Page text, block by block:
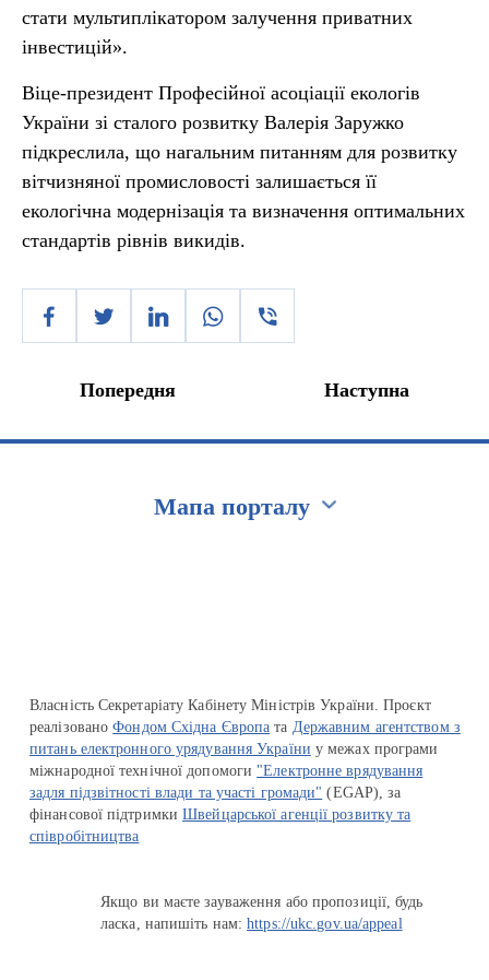
стати мультиплікатором залучення приватних
інвестицій».
Віце-президент Професійної асоціації екологів
України зі сталого розвитку Валерія Заружко
підкреслила, що нагальним питанням для розвитку
вітчизняної промисловості залишається її
екологічна модернізація та визначення оптимальних
стандартів рівнів викидів.
Попередня Наступна
Мапа порталу
Власність Секретаріату Кабінету Міністрів України. Проєкт
реалізованоФондом Східна Європа та Державним агентством з
питань електронного урядування України у межах програми
міжнародної технічної допомоги "Електронне врядування
задля підзвітності влади та участі громади" (EGAP), за
фінансової підтримкиШвейцарської агенції розвитку та
співробітництва
Якщо ви маєте зауваження або пропозиції, будь
ласка, напишіть нам:https://ukc.gov.ua/appeal